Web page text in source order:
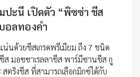
ปะนี เปิดตัว “พิซซ่า ชีส
อลทองคำ
นด้วยชีสเกรดพรีเมียม ถึง 7 ชนิด
ส มอซซาเรลลาชีส พาร์มีซานชีส กู
ตริงชีส ที่สามารถเลือกมิกซ์ได้กับ